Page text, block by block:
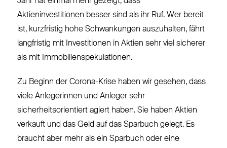
Aktieninvestitionen besser sind als ihr Ruf. Wer bereit
ist, kurzfristig hohe Schwankungen auszuhalten, fährt
langfristig mit Investitionen in Aktien sehr viel sicherer
als mit Immobilienspekulationen.
Zu Beginn der Corona-Krise haben wir gesehen, dass
viele Anlegerinnen und Anleger sehr
sicherheitsorientiert agiert haben. Sie haben Aktien
verkauft und das Geld auf das Sparbuch gelegt. Es
braucht aber mehr als ein Sparbuch oder eine